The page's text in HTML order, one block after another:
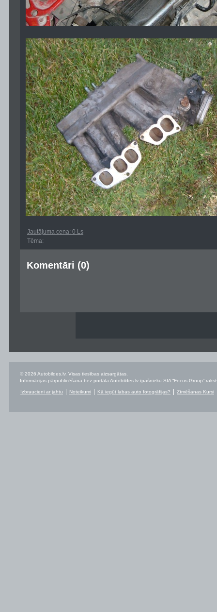
Jautājuma cena: 0 Ls
Tēma:
Komentāri (0)
© 2026 Autobildes.lv. Visas tiesības aizsargātas.
Informācijas pārpublicēšana bez portāla Autobildes.lv īpašnieku SIA “Focus Group”
Izbraucieni ar jahtu Noteikumi Kā iegūt labas auto fotogrāfijas? Zīmēšanas Kursi